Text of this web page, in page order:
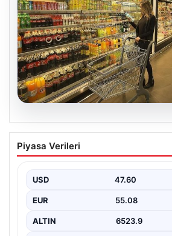
05.08.2026
Enflasyon verileri ne
açıklanacak? 2026 TÜİK
Piyasa Verileri
USD 47.60
EUR 55.08
ALTIN 6523.9